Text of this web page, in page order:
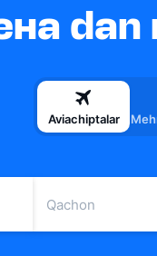
Aviachiptalar
Qachon